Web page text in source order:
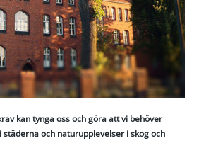
kan tynga oss och göra att vi behöver
och naturupplevelser i skog och